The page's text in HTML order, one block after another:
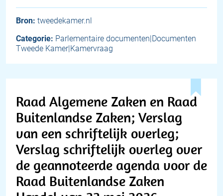
Bron: tweedekamer.nl
Categorie: Parlementaire documenten|Documenten
Tweede Kamer|Kamervraag
Raad Algemene Zaken en Raad
Buitenlandse Zaken; Verslag
van een schriftelijk overleg;
Verslag schriftelijk overleg over
de geannoteerde agenda voor de
Raad Buitenlandse Zaken